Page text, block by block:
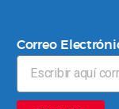
Correo